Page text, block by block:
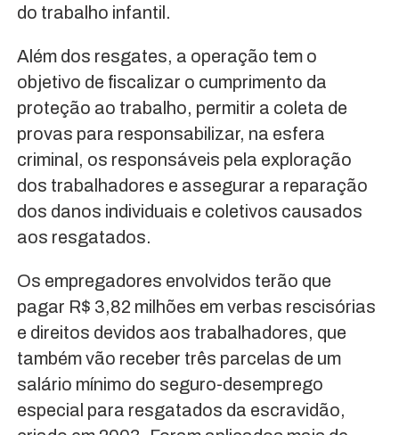
do trabalho infantil.
Além dos resgates, a operação tem o
objetivo de fiscalizar o cumprimento da
proteção ao trabalho, permitir a coleta de
provas para responsabilizar, na esfera
criminal, os responsáveis pela exploração
dos trabalhadores e assegurar a reparação
dos danos individuais e coletivos causados
aos resgatados.
Os empregadores envolvidos terão que
pagar R$ 3,82 milhões em verbas rescisórias
e direitos devidos aos trabalhadores, que
também vão receber três parcelas de um
salário mínimo do seguro-desemprego
especial para resgatados da escravidão,